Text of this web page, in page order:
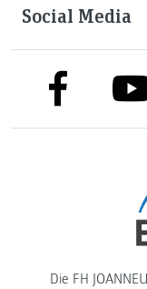
Social Media
link to
Die FH